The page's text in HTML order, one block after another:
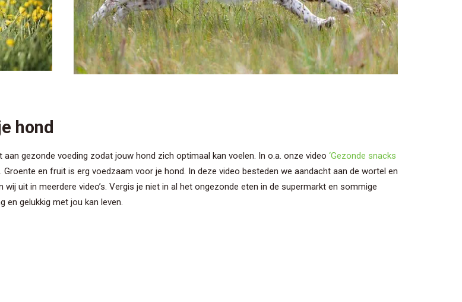
hond
gezonde voeding zodat jouw hond zich optimaal kan voelen. In o.a. onze video ‘Gezonde snacks
en fruit is erg voedzaam voor je hond. In deze video besteden we aandacht aan de wortel en
uit in meerdere video’s. Vergis je niet in al het ongezonde eten in de supermarkt en sommige
en gelukkig met jou kan leven.